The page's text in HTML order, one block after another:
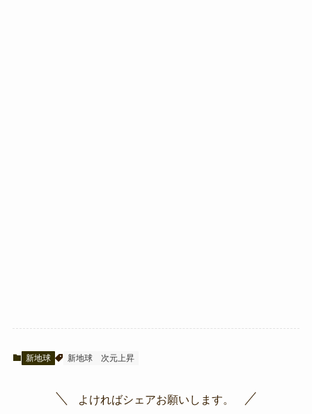
新地球 新地球 次元上昇
よければシェアお願いします。